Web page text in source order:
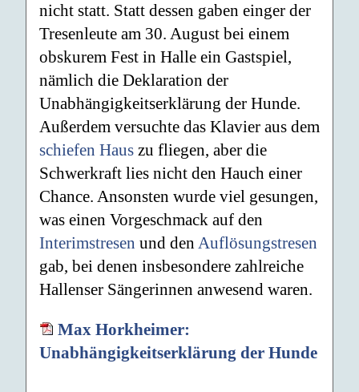
nicht statt. Statt dessen gaben einger der
Tresenleute am 30. August bei einem
obskurem Fest in Halle ein Gastspiel,
nämlich die Deklaration der
Unabhängigkeitserklärung der Hunde.
Außerdem versuchte das Klavier aus dem
schiefen Haus zu fliegen, aber die
Schwerkraft lies nicht den Hauch einer
Chance. Ansonsten wurde viel gesungen,
was einen Vorgeschmack auf den
Interimstresen und den Auflösungstresen
gab, bei denen insbesondere zahlreiche
Hallenser Sängerinnen anwesend waren.
Max Horkheimer:
Unabhängigkeitserklärung der Hunde